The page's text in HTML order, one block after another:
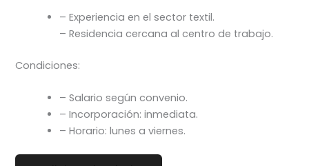
– Experiencia en el sector textil.
– Residencia cercana al centro de trabajo.
Condiciones:
– Salario según convenio.
– Incorporación: inmediata.
– Horario: lunes a viernes.